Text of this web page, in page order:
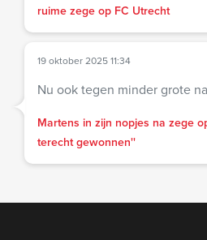
ruime zege op FC Utrecht
19 oktober 2025 11:34
Nu ook tegen minder grote
Martens in zijn nopjes na zege
terecht gewonnen''